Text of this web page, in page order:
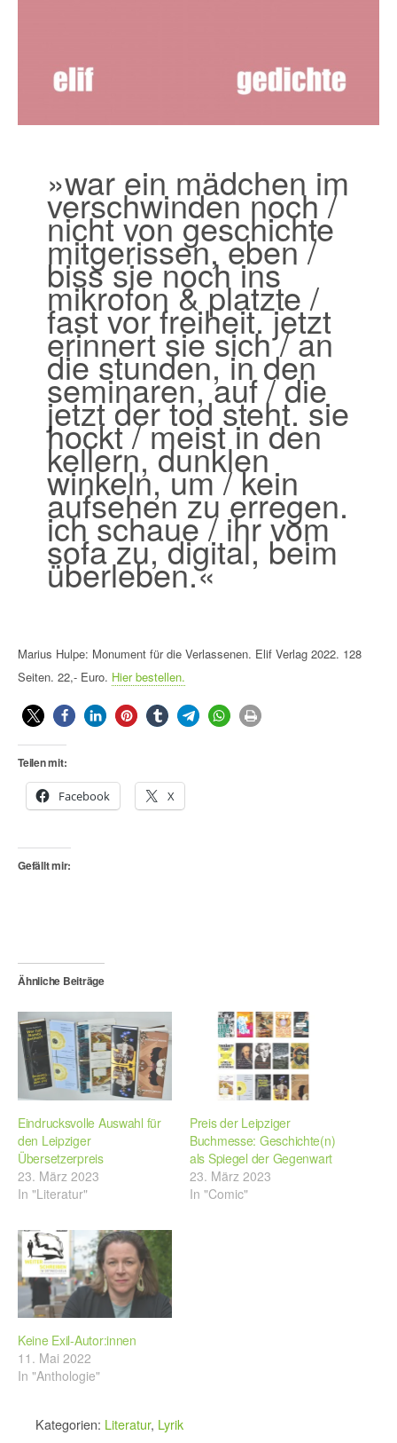
»war ein mädchen im
verschwinden noch /
nicht von geschichte
mitgerissen, eben /
biss sie noch ins
mikrofon & platzte /
fast vor freiheit. jetzt
erinnert sie sich / an
die stunden, in den
seminaren, auf / die
jetzt der tod steht. sie
hockt / meist in den
kellern, dunklen
winkeln, um / kein
aufsehen zu erregen.
ich schaue / ihr vom
sofa zu, digital, beim
überleben.«
Marius Hulpe: Monument für die Verlassenen. Elif Verlag 2022. 128
Seiten. 22,- Euro. Hier bestellen.
Teilen mit:
Facebook X
Gefällt mir:
Ähnliche Beiträge
Eindrucksvolle Auswahl für
den Leipziger
Übersetzerpreis
23. März 2023
In "Literatur"
Preis der Leipziger
Buchmesse: Geschichte(n)
als Spiegel der Gegenwart
23. März 2023
In "Comic"
Keine Exil-Autor:innen
11. Mai 2022
In "Anthologie"
Kategorien: Literatur, Lyrik